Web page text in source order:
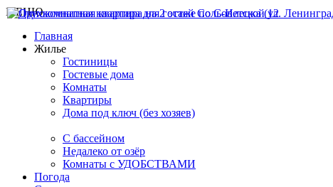
МЕНЮ
Главная
Жилье
Гостиницы
Гостевые дома
Комнаты
Квартиры
Дома под ключ (без хозяев)
C бассейном
Недалеко от озёр
Комнаты с УДОБСТВАМИ
Погода